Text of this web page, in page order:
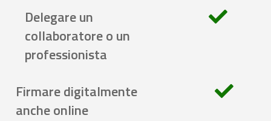
Delegare un
collaboratore o un
professionista
Firmare digitalmente
anche online